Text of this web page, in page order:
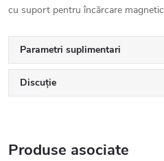
cu suport pentru încărcare
Parametri suplimentari
Discuţie
Produse asociate